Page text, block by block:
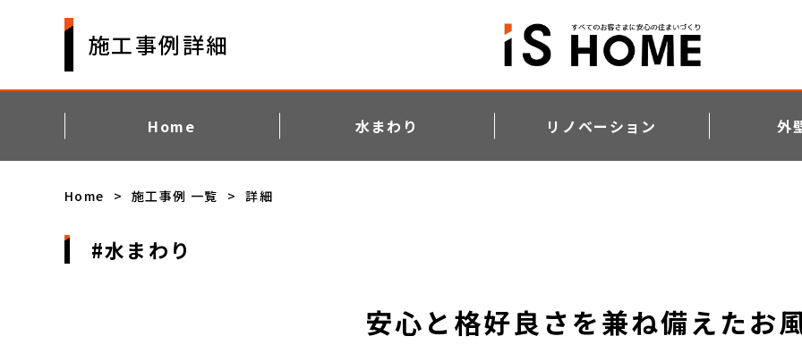
施工事例詳細
Home 水まわり リノベーション 外
Home 施工事例 一覧 詳細
水まわり
安心と格好良さを兼ね備えたお